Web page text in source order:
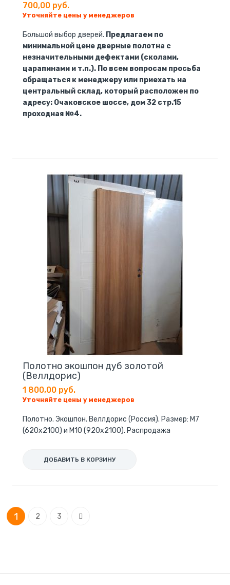
700,00 руб.
Уточняйте цены у менеджеров
Большой выбор дверей. Предлагаем по
минимальной цене дверные полотна с
незначительными дефектами (сколами,
царапинами и т.п.). По всем вопросам просьба
обращаться к менеджеру или приехать на
центральный склад, который расположен по
адресу: Очаковское шоссе, дом 32 стр.15
проходная №4.
Полотно экошпон дуб золотой
(Веллдорис)
1 800,00 руб.
Уточняйте цены у менеджеров
Полотно. Экошпон. Веллдорис (Россия). Размер: М7
(620х2100) и М10 (920х2100). Распродажа
ДОБАВИТЬ В КОРЗИНУ
Страница
You're currently reading page
1 2 3